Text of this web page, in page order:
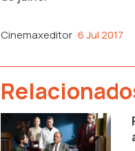
Cinemaxeditor 6 Jul 2017